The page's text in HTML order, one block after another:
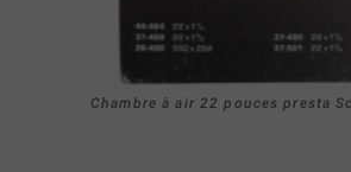
Chambre à air 22 pouces presta